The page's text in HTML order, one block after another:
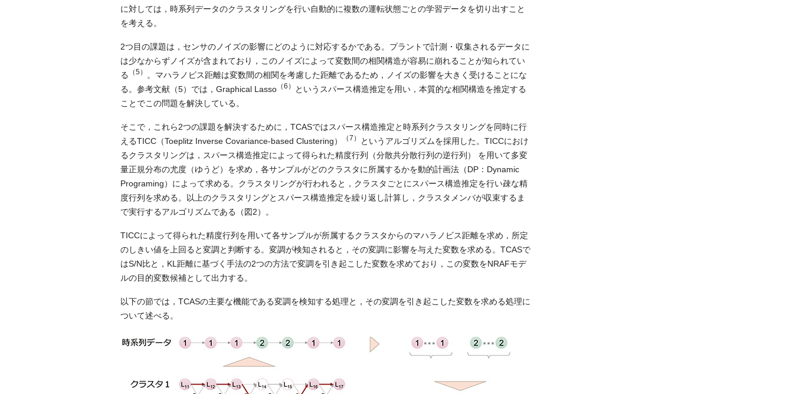
に対しては，時系列データのクラスタリングを行い自動的に複数の運転状態ごとの学習データを切り出すこと
を考える。
2つ目の課題は，センサのノイズの影響にどのように対応するかである。プラントで計測・収集されるデータに
は少なからずノイズが含まれており，このノイズによって変数間の相関構造が容易に崩れることが知られてい
る
（5）
。マハラノビス距離は変数間の相関を考慮した距離であるため，ノイズの影響を大きく受けることにな
る。参考文献（5）では，Graphical Lasso （6）
というスパース構造推定を用い，本質的な相関構造を推定する
ことでこの問題を解決している。
そこで，これら2つの課題を解決するために，TCASではスパース構造推定と時系列クラスタリングを同時に行
えるTICC（Toeplitz Inverse Covariance-based Clustering）
（7）
というアルゴリズムを採用した。TICCにおけ
るクラスタリングは，スパース構造推定によって得られた精度行列（分散共分散行列の逆行列） を用いて多変
量正規分布の尤度（ゆうど）を求め，各サンプルがどのクラスタに所属するかを動的計画法（DP：Dynamic
Programing）によって求める。クラスタリングが行われると，クラスタごとにスパース構造推定を行い疎な精
度行列を求める。以上のクラスタリングとスパース構造推定を繰り返し計算し，クラスタメンバが収束するま
で実行するアルゴリズムである（図2）。
TICCによって得られた精度行列を用いて各サンプルが所属するクラスタからのマハラノビス距離を求め，所定
のしきい値を上回ると変調と判断する。変調が検知されると，その変調に影響を与えた変数を求める。TCASで
はS/N比と，KL距離に基づく手法の2つの方法で変調を引き起こした変数を求めており，この変数をNRAFモデ
ルの目的変数候補として出力する。
以下の節では，TCASの主要な機能である変調を検知する処理と，その変調を引き起こした変数を求める処理に
ついて述べる。